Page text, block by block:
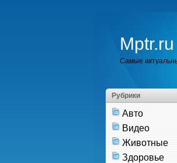
Самые
Рубрики
Авто
Видео
Животные
Здоровье